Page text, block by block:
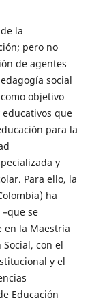
la
pero no
de agentes
social
objetivo
que
para la
y
Para ello, la
ha
se
en la Maestría
con el
y el
Educación